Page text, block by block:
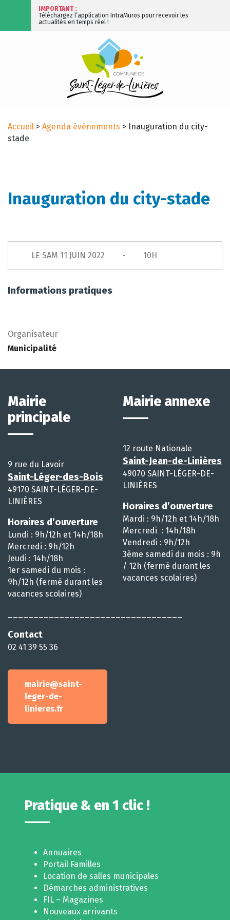
IMPORTANT :
Téléchargez l’application IntraMuros pour recevoir les
actualités en temps réel !
Accueil > Agenda événements > Inauguration du city-
stade
Inauguration du city-stade
LE SAM 11 JUIN 2022 10H
Informations pratiques
Organisateur
Municipalité
Mairie
principale
9 rue du Lavoir
Saint-Léger-des-Bois
49170 SAINT-LÉGER-DE-
LINIÈRES
Horaires d’ouverture
Lundi : 9h/12h et 14h/18h
Mercredi : 9h/12h
Jeudi : 14h/18h
1er samedi du mois :
9h/12h (fermé durant les
vacances scolaires)
Contact
02 41 39 55 36
mairie@saint-
leger-de-
linieres.fr
Mairie annexe
12 route Nationale
Saint-Jean-de-Linières
49070 SAINT-LÉGER-DE-
LINIÈRES
Horaires d’ouverture
Mardi : 9h/12h et 14h/18h
Mercredi : 14h/18h
Vendredi : 9h/12h
3ème samedi du mois : 9h
/ 12h (fermé durant les
vacances scolaires)
Pratique & en 1 clic !
Annuaires
Portail Familles
Location de salles municipales
Démarches administratives
FIL – Magazines
Nouveaux arrivants